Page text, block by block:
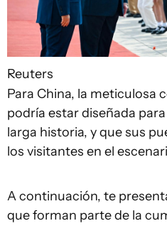
Reuters
Para China, la meticulosa
podría estar diseñada
larga historia, y que sus
los visitantes en el
A continuación, te
que forman parte de la